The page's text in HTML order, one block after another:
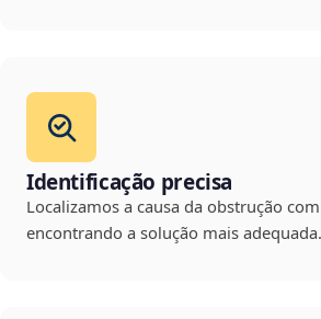
Identificação precisa
Localizamos a causa da obstrução
encontrando a solução mais adequada.